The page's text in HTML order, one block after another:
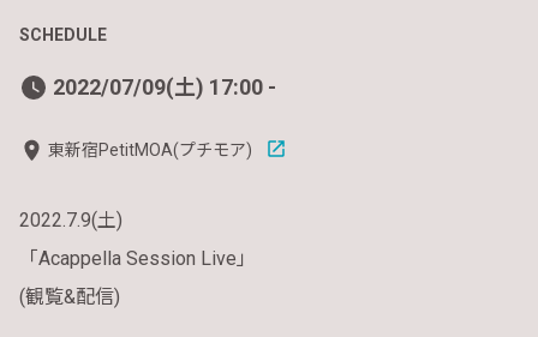
SCHEDULE
2022/07/09(土) 17:00 -
東新宿PetitMOA(プチモア)
2022.7.9(土)
「Acappella Session Live」
(観覧&配信)